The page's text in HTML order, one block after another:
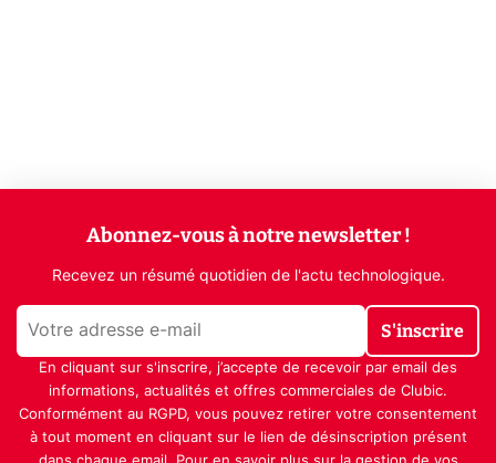
Abonnez-vous à notre newsletter !
Recevez un résumé quotidien de l'actu technologique.
S'inscrire
En cliquant sur s'inscrire, j’accepte de recevoir par email des
informations, actualités et offres commerciales de Clubic.
Conformément au RGPD, vous pouvez retirer votre consentement
à tout moment en cliquant sur le lien de désinscription présent